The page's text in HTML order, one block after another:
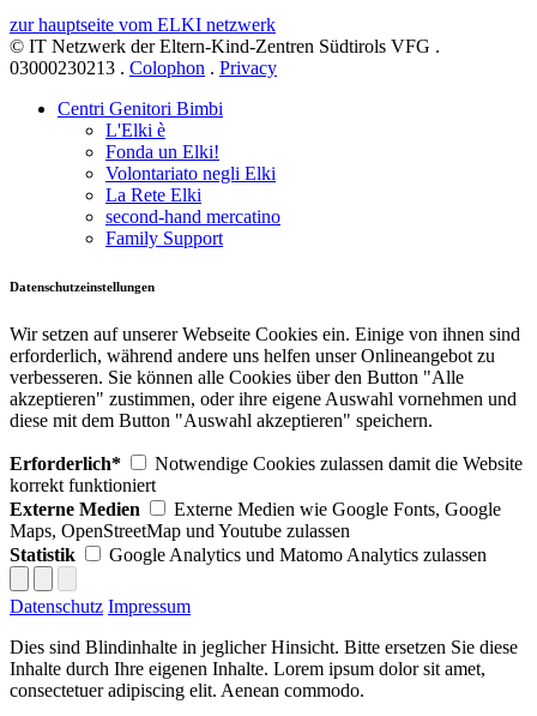
zur hauptseite vom ELKI netzwerk
© IT Netzwerk der Eltern-Kind-Zentren Südtirols VFG .
03000230213 . Colophon . Privacy
Centri Genitori Bimbi
L'Elki è
Fonda un Elki!
Volontariato negli Elki
La Rete Elki
second-hand mercatino
Family Support
Datenschutzeinstellungen
Wir setzen auf unserer Webseite Cookies ein. Einige von ihnen sind
erforderlich, während andere uns helfen unser Onlineangebot zu
verbesseren. Sie können alle Cookies über den Button "Alle
akzeptieren" zustimmen, oder ihre eigene Auswahl vornehmen und
diese mit dem Button "Auswahl akzeptieren" speichern.
Erforderlich*
Notwendige Cookies zulassen damit die Website
korrekt funktioniert
Externe Medien
Externe Medien wie Google Fonts, Google
Maps, OpenStreetMap und Youtube zulassen
Statistik
Google Analytics und Matomo Analytics zulassen
Datenschutz Impressum
Dies sind Blindinhalte in jeglicher Hinsicht. Bitte ersetzen Sie diese
Inhalte durch Ihre eigenen Inhalte. Lorem ipsum dolor sit amet,
consectetuer adipiscing elit. Aenean commodo.